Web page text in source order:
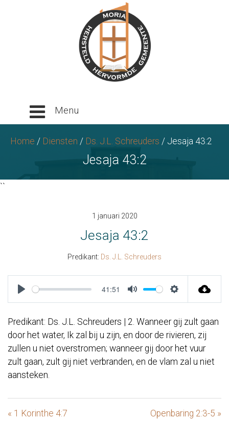
Home / Diensten / Ds. J.L. Schreuders / Jesaja 43:2
Jesaja 43:2
``
1 januari 2020
Jesaja 43:2
Predikant: Ds. J.L. Schreuders
Play
41:51
Mute Settings
Predikant: Ds. J.L. Schreuders | 2. Wanneer gij zult gaan
door het water, Ik zal bij u zijn, en door de rivieren, zij
zullen u niet overstromen; wanneer gij door het vuur
zult gaan, zult gij niet verbranden, en de vlam zal u niet
aansteken.
« 1 Korinthe 4:7 Openbaring 2:3-5 »